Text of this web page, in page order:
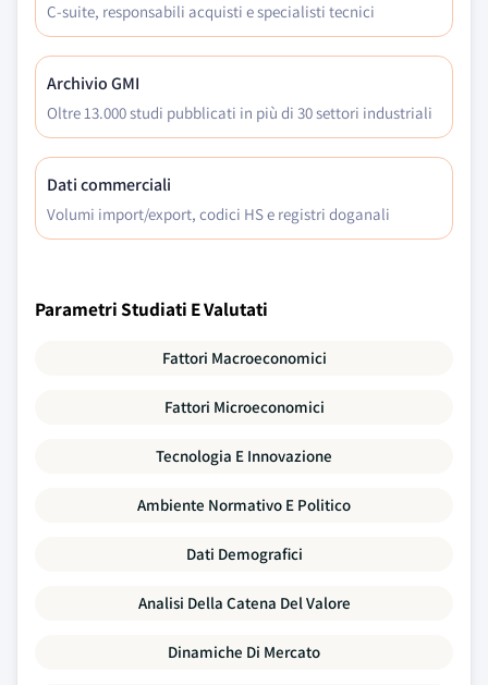
C-suite, responsabili acquisti e specialisti tecnici
Archivio GMI
Oltre 13.000 studi pubblicati in più di 30 settori industriali
Dati commerciali
Volumi import/export, codici HS e registri doganali
Parametri Studiati E Valutati
Fattori Macroeconomici
Fattori Microeconomici
Tecnologia E Innovazione
Ambiente Normativo E Politico
Dati Demografici
Analisi Della Catena Del Valore
Dinamiche Di Mercato